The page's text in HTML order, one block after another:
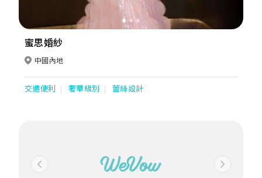
蜜思婚紗
中國內地
交通便利 奢華級別 蕾絲設計
Previous Next